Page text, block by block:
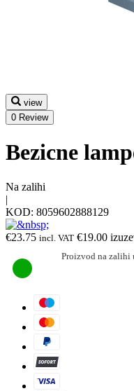
view
0 Review
Bezicne
Na zalihi
|
KOD: 8059602888129
€23.75 incl. VAT €19.00
Proizvod na zalihi